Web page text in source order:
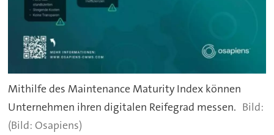
Mithilfe des Maintenance Maturity Index können
Unternehmen ihren digitalen Reifegrad messen.
(Bild: Osapiens)